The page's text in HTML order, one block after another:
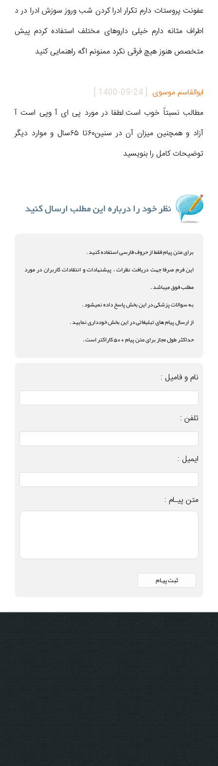
عفونت پروستات دارم تکرار ادرا کردن شب وروز سوزش ادرا در د
اطراف مثانه دارم خیلی داروهای مختلف استفاده کردم پیش
متخصص هنوز هیچ فرقی نکرد ممنونم اگه راهنمایی کنید
ابوالقاسم موسوی [
1400-09-24
]
مطالب نسبتاً خوب است.لطفا در مورد پی ای آ وپی است آ
آزاد و همچنین میزان آن در سنین۶۰تا ۶۵سال و موارد دیگر
توضیحات کامل را بنویسید
برای متن پیام فقط از حروف فارسی استفاده کنید .
این فرم صرفا جهت دریافت نظرات ، پیشنهادات و انتقادات کاربران در مورد
مطلب فوق میباشد .
به سوالات پزشکی در این بخش پاسخ داده نمیشود .
از ارسال پیام های تبلیغاتی در این بخش خودداری نمایید .
حداکثر طول مجاز برای متن پیام 500 کاراکتر است .
نام و فامیل :
تلفن :
ایمیل :
متن پیـام :